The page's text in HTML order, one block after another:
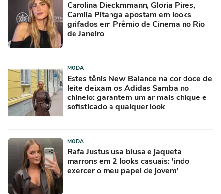
Carolina Dieckmmann, Gloria Pires,
Camila Pitanga apostam em looks
grifados em Prêmio de Cinema no Rio
de Janeiro
MODA
Estes tênis New Balance na cor doce de
leite deixam os Adidas Samba no
chinelo: garantem um ar mais chique e
sofisticado a qualquer look
MODA
Rafa Justus usa blusa e jaqueta
marrons em 2 looks casuais: 'indo
exercer o meu papel de jovem'